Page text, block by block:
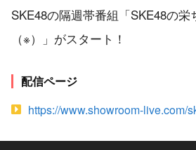
SKE48の隔週帯番組「SKE48の栄
（※）」がスタート！
配信ページ
https://www.showroom-live.com/